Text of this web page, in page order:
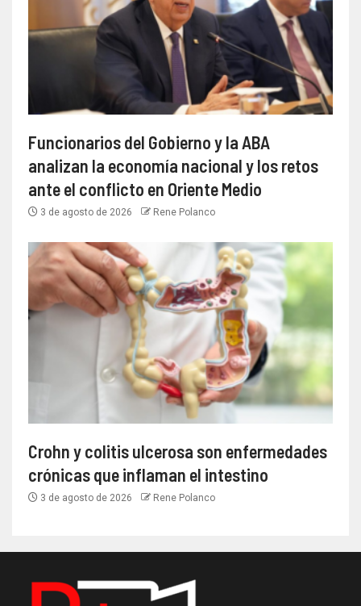
Funcionarios del Gobierno y la ABA
analizan la economía nacional y los retos
ante el conflicto en Oriente Medio
3 de agosto de 2026 Rene Polanco
Crohn y colitis ulcerosa son enfermedades
crónicas que inflaman el intestino
3 de agosto de 2026 Rene Polanco